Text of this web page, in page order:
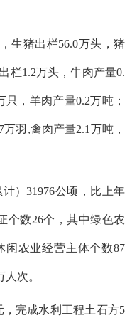
生猪出栏56.0万头，猪
栏1.2万头，牛肉产量0.
，羊肉产量0.2万吨；
羽,禽肉产量2.1万吨，
）31976公顷，比上年
个数26个，其中绿色农
闲农业经营主体个数87
次。
完成水利工程土石方5